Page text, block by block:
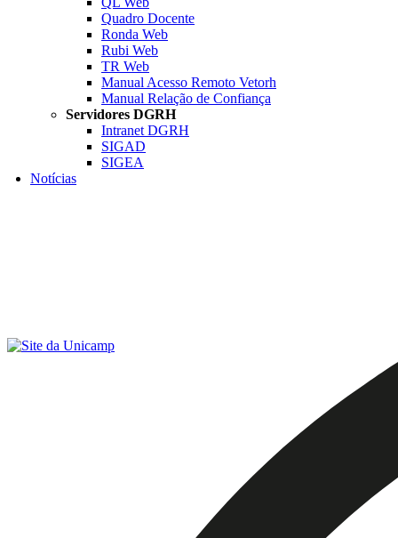
Quadro Docente
Ronda Web
Rubi Web
TR Web
Manual Acesso Remoto Vetorh
Manual Relação de Confiança
Servidores DGRH
Intranet DGRH
SIGAD
SIGEA
Notícias